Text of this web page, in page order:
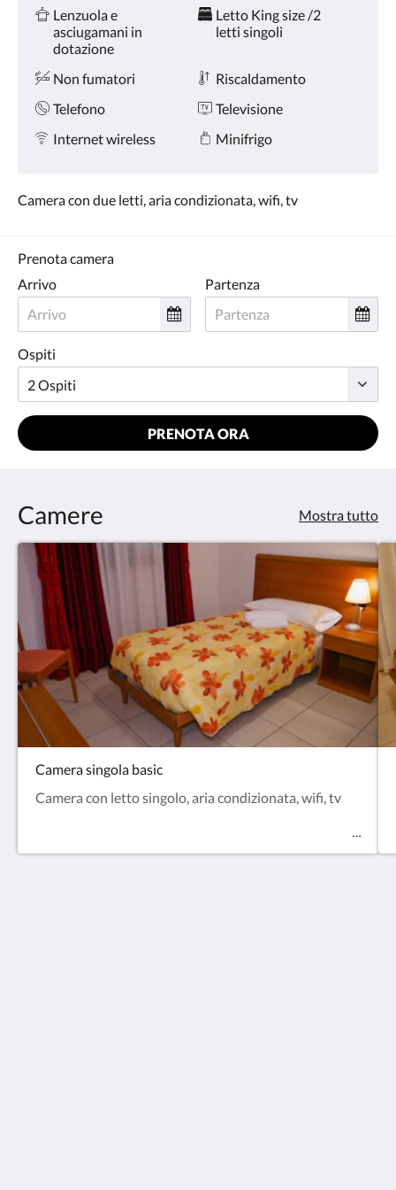
tasti
Avanti
Indietro.
Servizi
Lenzuola e
asciugamani in
dotazione
Letto King size /2
letti singoli
Non fumatori
Riscaldamento
Telefono
Televisione
Internet wireless
Minifrigo
Camera con due letti, aria condizionata, wifi, tv
Prenota camera
Arrivo
Partenza
Ospiti
PRENOTA ORA
Camere Mostra tutto
Camera singola basic
Camera con letto singolo, aria condizionata, wifi, tv